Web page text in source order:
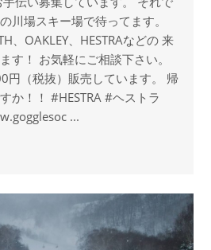
川場スキー場で待ってます。
、OAKLEY、HESTRAなどの 来
す！ お気軽にご相談下さい。
円（税抜）販売しています。 帰
か！！ #HESTRA #ヘストラ
...